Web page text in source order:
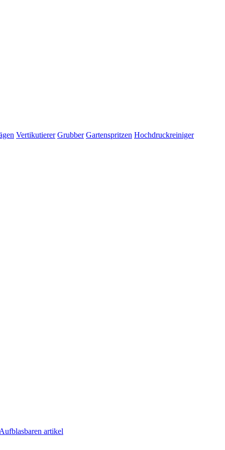
Vertikutierer Grubber Gartenspritzen Hochdruckreiniger
Aufblasbaren artikel